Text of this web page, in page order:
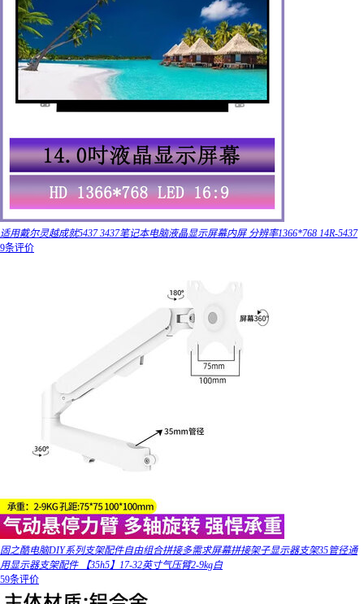
适用戴尔灵越成就5437 3437笔记本电脑液晶显示屏幕内屏 分辨率1366*768 14R-5437
9条评价
固之酷电脑DIY系列支架配件自由组合拼接多需求屏幕拼接架子显示器支架35管径通
用显示器支架配件 【35h5】17-32英寸气压臂2-9kg白
59条评价